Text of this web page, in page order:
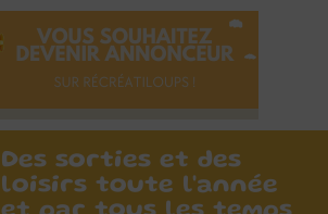
Des sorties et des
loisirs toute l'année